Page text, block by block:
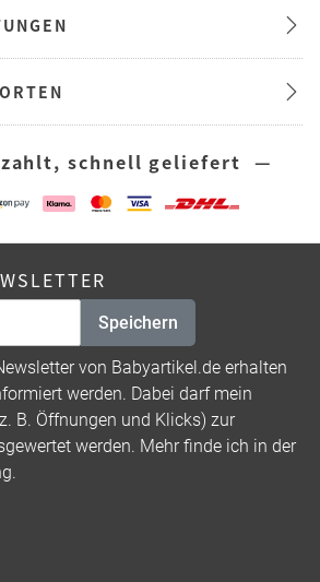
schnell geliefert —
Speichern
von Babyartikel.de erhalten
werden. Dabei darf mein
B. Öffnungen und Klicks) zur
werden. Mehr finde ich in der
.